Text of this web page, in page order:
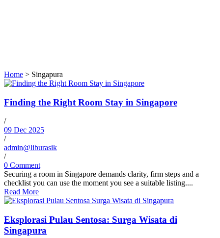
Home > Singapura
Finding the Right Room Stay in Singapore
/
09 Dec 2025
/
admin@liburasik
/
0 Comment
Securing a room in Singapore demands clarity, firm steps and a
checklist you can use the moment you see a suitable listing....
Read More
Eksplorasi Pulau Sentosa: Surga Wisata di
Singapura